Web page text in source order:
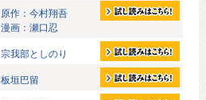
原作：今村翔吾
漫画：瀬口忍
宗我部としのり
板垣巴留